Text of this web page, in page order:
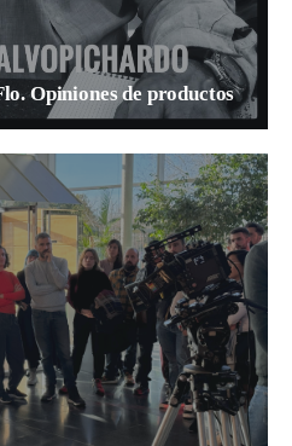
Opiniones de productos